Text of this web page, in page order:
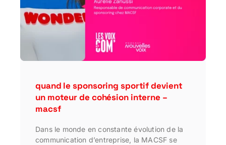
quand le sponsoring sportif devient
un moteur de cohésion interne –
macsf
Dans le monde en constante évolution de la
communication d’entreprise, la MACSF se